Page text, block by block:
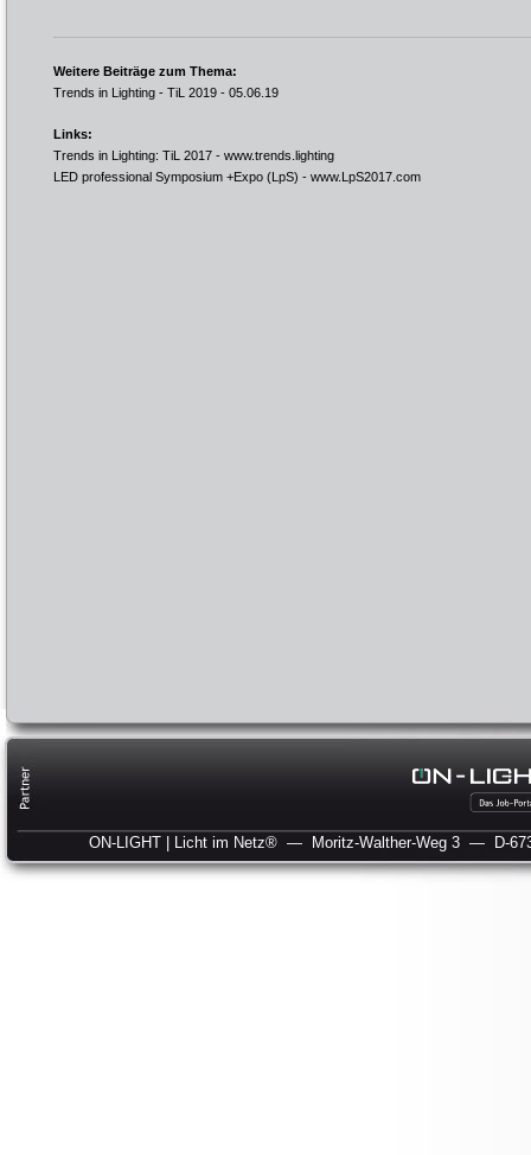
Weitere Beiträge zum Thema:
Trends in Lighting - TiL 2019 - 05.06.19
Links:
Trends in Lighting: TiL 2017 - www.trends.lighting
LED professional Symposium +Expo (LpS) - www.LpS2017.com
ON-LIGHT | Licht im Netz® — Moritz-Walther-Weg 3 — D-